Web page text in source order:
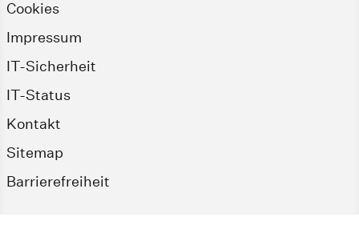
Cookies
Impressum
IT-Sicherheit
IT-Status
Kontakt
Sitemap
Barrierefreiheit